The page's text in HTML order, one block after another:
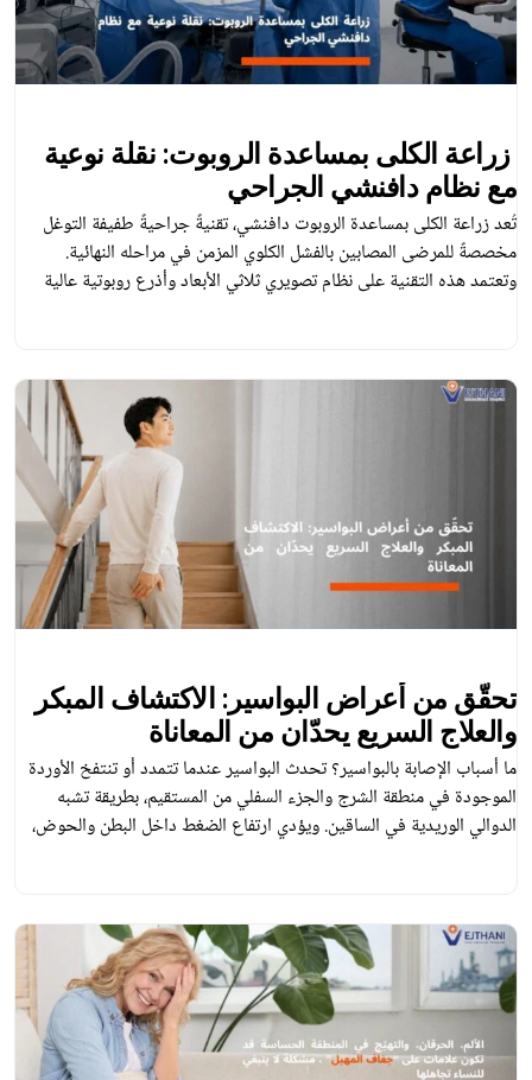
زراعة الكلى بمساعدة الروبوت: نقلة نوعية
مع نظام دافنشي الجراحي
تُعد زراعة الكلى بمساعدة الروبوت دافنشي، تقنيةً جراحيةً طفيفة التوغل
مخصصةً للمرضى المصابين بالفشل الكلوي المزمن في مراحله النهائية.
وتعتمد هذه التقنية على نظام تصويري ثلاثي الأبعاد وأذرع روبوتية عالية
تحقّق من أعراض البواسير: الاكتشاف المبكر
والعلاج السريع يحدّان من المعاناة
ما أسباب الإصابة بالبواسير؟ تحدث البواسير عندما تتمدد أو تنتفخ الأوردة
الموجودة في منطقة الشرج والجزء السفلي من المستقيم، بطريقة تشبه
الدوالي الوريدية في الساقين. ويؤدي ارتفاع الضغط داخل البطن والحوض،